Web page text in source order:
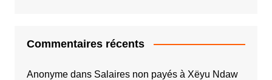
Commentaires récents
Anonymedans Salaires non payés à Xëyu Ndaw